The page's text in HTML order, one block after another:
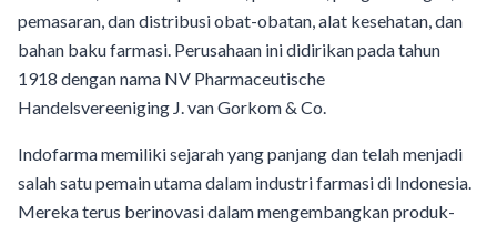
pemasaran, dan distribusi obat-obatan, alat kesehatan, dan
bahan baku farmasi. Perusahaan ini didirikan pada tahun
1918 dengan nama NV Pharmaceutische
Handelsvereeniging J. van Gorkom & Co.
Indofarma memiliki sejarah yang panjang dan telah menjadi
salah satu pemain utama dalam industri farmasi di Indonesia.
Mereka terus berinovasi dalam mengembangkan produk-